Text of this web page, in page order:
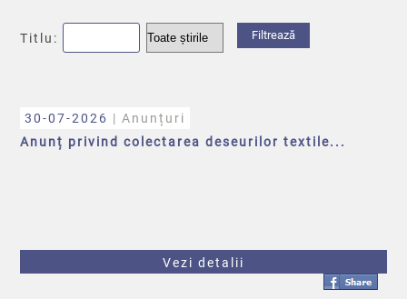
Titlu:
30-07-2026 | Anunțuri
Anunț privind colectarea deseurilor textile...
Vezi detalii